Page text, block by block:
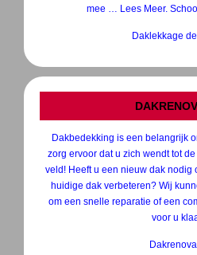
mee … Lees Meer.
Daklekkage
Dakbedekking is een belangrijk
zorg ervoor dat u zich wendt tot
veld! Heeft u een nieuw dak nodig
huidige dak verbeteren? Wij
om een snelle reparatie of een
voor u